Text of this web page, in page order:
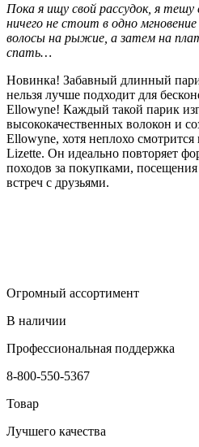
Пока я ищу свой рассудок, я
ничего не стоит в одно
волосы на рыжие, а затем на
спать…
Новинка! Забавный длинный
нельзя лучше подходит для
Ellowyne! Каждый такой парик
высококачественных волокон и
Ellowyne, хотя неплохо
Lizette. Он идеально повторяет
походов за покупками,
встреч с друзьями.
Огромный ассортимент
В наличии
Профессиональная поддержка
8-800-550-5367
Товар
Лучшего качества